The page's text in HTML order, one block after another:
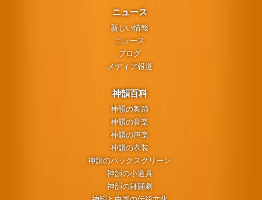
ニュース
新しい情報
ニュース
ブログ
メディア報道
神韻百科
神韻の舞踊
神韻の音楽
神韻の声楽
神韻の衣装
神韻のバックスクリーン
神韻の小道具
神韻の舞踊劇